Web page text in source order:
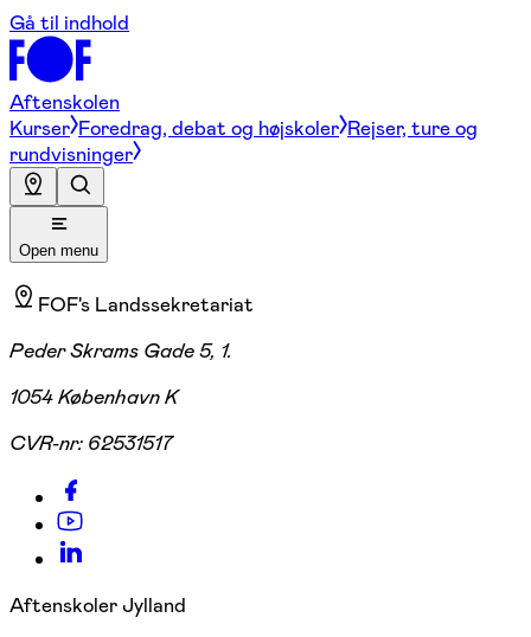
Gå til indhold
Aftenskolen
Kurser Foredrag, debat og højskoler Rejser, ture og
rundvisninger
Open menu
FOF's Landssekretariat
Peder Skrams Gade 5, 1.
1054 København K
CVR-nr: 62531517
Aftenskoler Jylland